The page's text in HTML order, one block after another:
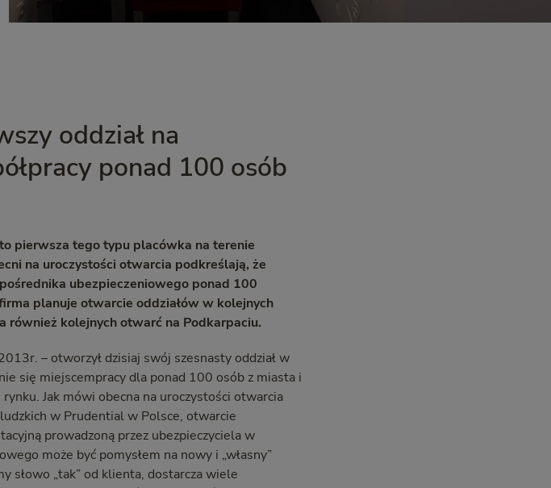
oddział na
ponad 100 osób
pierwsza tego typu placówka na terenie
na uroczystości otwarcia podkreślają, że
ubezpieczeniowego ponad 100
planuje otwarcie oddziałów w kolejnych
również kolejnych otwarć na Podkarpaciu.
– otworzył dzisiaj swój szesnasty oddział w
się miejscempracy dla ponad 100 osób z miasta i
Jak mówi obecna na uroczystości otwarcia
w Prudential w Polsce, otwarcie
prowadzoną przez ubezpieczyciela w
może być pomysłem na nowy i „własny”
słowo „tak” od klienta, dostarcza wiele